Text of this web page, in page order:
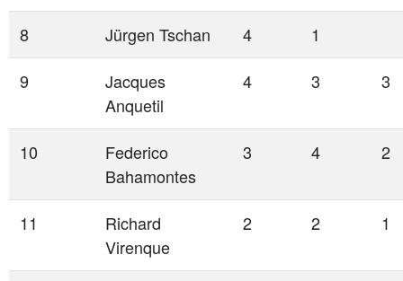
8 Jürgen Tschan 4
1
9
Jacques
Anquetil
4 3 3
10
Federico
Bahamontes
3 4 2
11
Richard
Virenque
2 2 1